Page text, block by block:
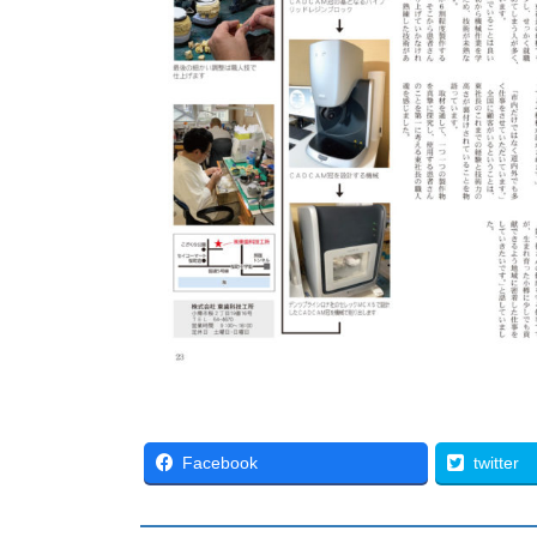
Facebook twitter